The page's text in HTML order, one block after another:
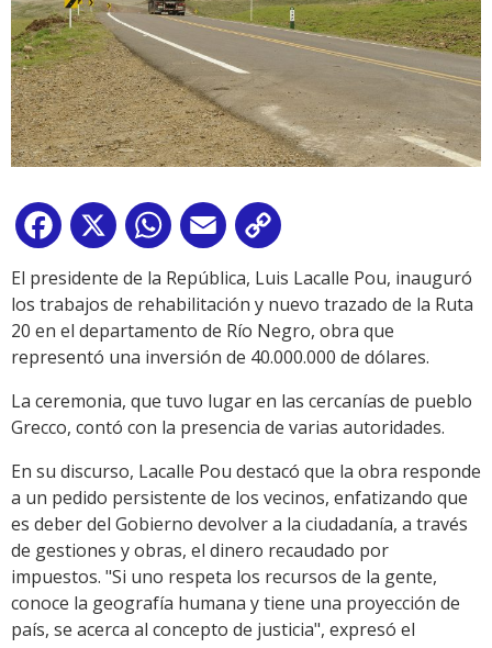
Facebook
X WhatsApp
Email
Link
El presidente de la República, Luis Lacalle Pou, inauguró
los trabajos de rehabilitación y nuevo trazado de la Ruta
20 en el departamento de Río Negro, obra que
representó una inversión de 40.000.000 de dólares.
La ceremonia, que tuvo lugar en las cercanías de pueblo
Grecco, contó con la presencia de varias autoridades.
En su discurso, Lacalle Pou destacó que la obra responde
a un pedido persistente de los vecinos, enfatizando que
es deber del Gobierno devolver a la ciudadanía, a través
de gestiones y obras, el dinero recaudado por
impuestos. "Si uno respeta los recursos de la gente,
conoce la geografía humana y tiene una proyección de
país, se acerca al concepto de justicia", expresó el